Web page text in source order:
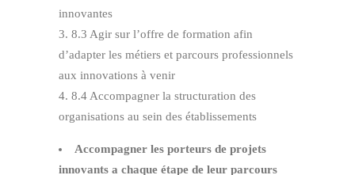
innovantes
8.3 Agir sur l’offre de formation afin
d’adapter les métiers et parcours professionnels
aux innovations à venir
8.4 Accompagner la structuration des
organisations au sein des établissements
Accompagner les porteurs de projets
innovants a chaque étape de leur parcours